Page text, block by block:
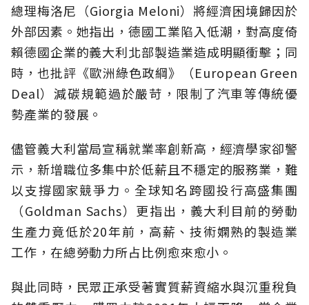
總理梅洛尼（Giorgia Meloni）將經濟困境歸因於
外部因素。她指出，德國工業陷入低潮，對高度倚
賴德國企業的義大利北部製造業造成明顯衝擊；同
時，也批評《歐洲綠色政綱》（European Green
Deal）減碳規範過於嚴苛，限制了汽車等傳統優
勢產業的發展。
儘管義大利當局宣稱就業率創新高，經濟學家卻警
示，新增職位多集中於低薪且不穩定的服務業，難
以支撐國家競爭力。全球知名跨國投行高盛集團
（Goldman Sachs）更指出，義大利目前的勞動
生產力竟低於20年前，高薪、技術嫻熟的製造業
工作，在總勞動力所占比例愈來愈小。
與此同時，民眾正承受著實質薪資縮水與沉重稅負